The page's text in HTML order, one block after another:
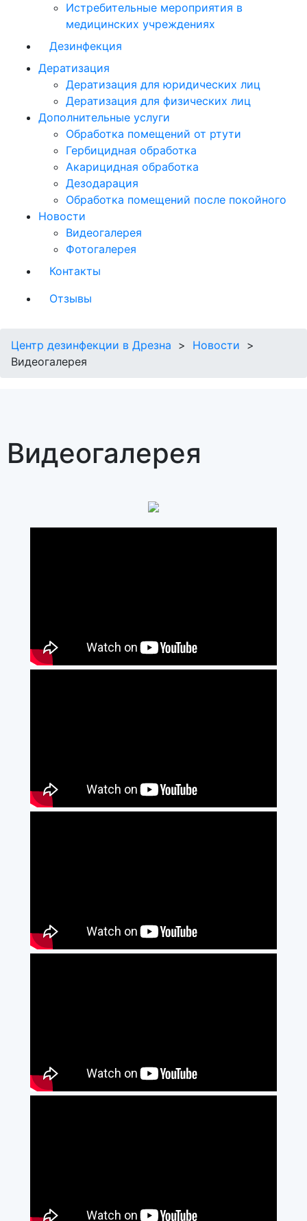
Истребительные мероприятия в
медицинских учреждениях
Дезинфекция
Дератизация
Дератизация для юридических лиц
Дератизация для физических лиц
Дополнительные услуги
Обработка помещений от ртути
Гербицидная обработка
Акарицидная обработка
Дезодарация
Обработка помещений после покойного
Новости
Видеогалерея
Фотогалерея
Контакты
Отзывы
Центр дезинфекции в Дрезна
Новости
Видеогалерея
Видеогалерея